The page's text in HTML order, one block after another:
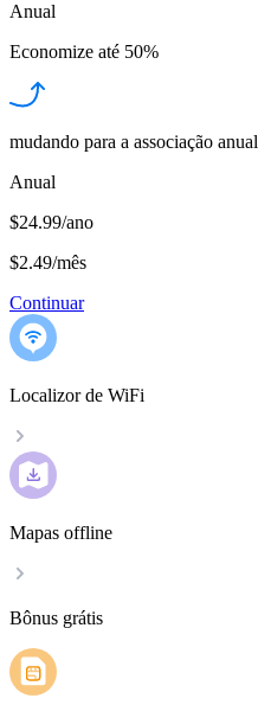
Anual
Economize até 50%
mudando para a associação anual
Anual
$24.99/ano
$2.49/mês
Continuar
Localizor de WiFi
Mapas offline
Bônus grátis